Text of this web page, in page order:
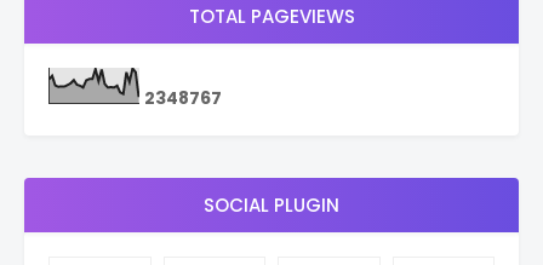
TOTAL PAGEVIEWS
2348767
SOCIAL PLUGIN